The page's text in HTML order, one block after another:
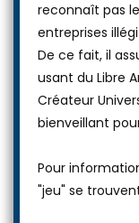
reconnaît pas
entreprises
De ce fait, il
usant du Libre
Créateur
bienveillant
Pour
"jeu" se